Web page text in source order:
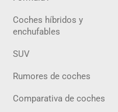
Coches híbridos y
enchufables
SUV
Rumores de coches
Comparativa de coches